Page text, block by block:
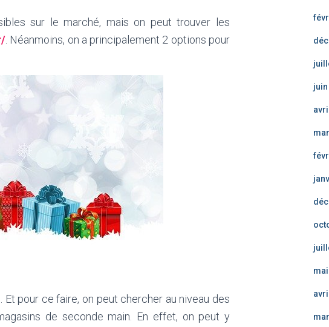
sur le marché, mais on peut trouver les
. Néanmoins, on a principalement 2 options pour
Et pour ce faire, on peut chercher au niveau des
de seconde main. En effet, on peut y
juin